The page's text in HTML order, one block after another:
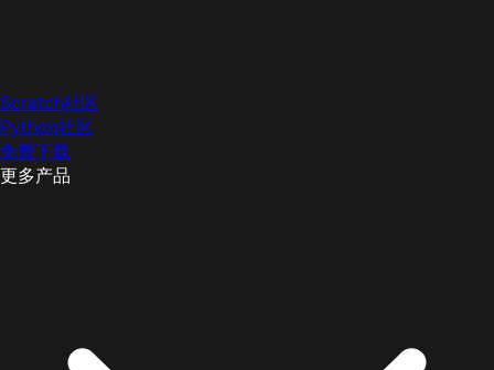
Scratch社区
Python社区
免费下载
更多产品